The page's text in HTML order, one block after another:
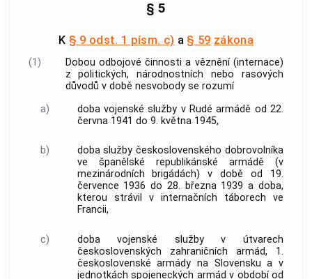
§ 5
K § 9 odst. 1 písm. c) a § 59 zákona
(1)
Dobou odbojové činnosti a věznění (internace)
z politických, národnostních nebo rasových
důvodů v době nesvobody se rozumí
a)
doba vojenské služby v Rudé armádě od 22.
června 1941 do 9. května 1945,
b)
doba služby československého dobrovolníka
ve španělské republikánské armádě (v
mezinárodních brigádách) v době od 19.
července 1936 do 28. března 1939 a doba,
kterou strávil v internačních táborech ve
Francii,
c)
doba vojenské služby v útvarech
československých zahraničních armád, 1.
československé armády na Slovensku a v
jednotkách spojeneckých armád v období od